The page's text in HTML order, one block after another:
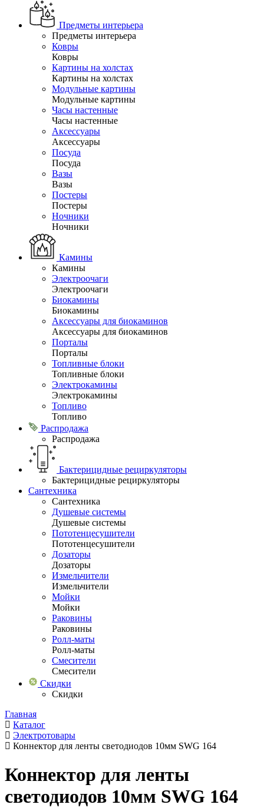
Предметы интерьера
Предметы интерьера
Ковры
Ковры
Картины на холстах
Картины на холстах
Модульные картины
Модульные картины
Часы настенные
Часы настенные
Аксессуары
Аксессуары
Посуда
Посуда
Вазы
Вазы
Постеры
Постеры
Ночники
Ночники
Камины
Камины
Электроочаги
Электроочаги
Биокамины
Биокамины
Аксессуары для биокаминов
Аксессуары для биокаминов
Порталы
Порталы
Топливные блоки
Топливные блоки
Электрокамины
Электрокамины
Топливо
Топливо
Распродажа
Распродажа
Бактерицидные рециркуляторы
Бактерицидные рециркуляторы
Сантехника
Сантехника
Душевые системы
Душевые системы
Пототенцесушители
Пототенцесушители
Дозаторы
Дозаторы
Измельчители
Измельчители
Мойки
Мойки
Раковины
Раковины
Ролл-маты
Ролл-маты
Смесители
Смесители
Скидки
Скидки
Главная
Каталог
Электротовары
Коннектор для ленты светодиодов 10мм SWG 164
Коннектор для ленты
светодиодов 10мм SWG 164